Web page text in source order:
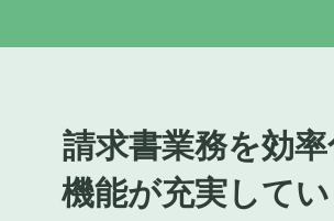
請求書業務を効
機能が充実してい